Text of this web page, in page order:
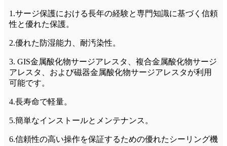
1.サージ保護における長年の経験と専門知識に基づく信頼
性と優れた保護。
2.優れた防湿能力、耐汚染性。
3. GIS金属酸化物サージアレスタ、複合金属酸化物サージ
アレスタ、および磁器金属酸化物サージアレスタが利用
可能です。
4.長寿命で軽量。
5.簡単なインストールとメンテナンス。
6.信頼性の高い操作を保証するための優れたシーリング機